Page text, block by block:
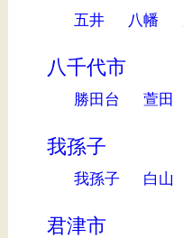
五井 八幡
八千代市
勝田台 萱田
我孫子
我孫子 白山
君津市